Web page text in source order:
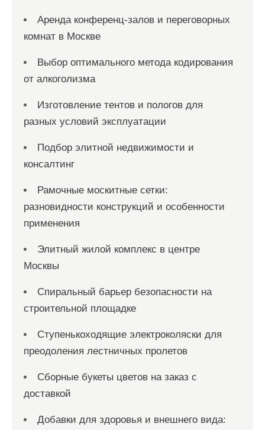
Аренда конференц-залов и переговорных
комнат в Москве
Выбор оптимального метода кодирования
от алкоголизма
Изготовление тентов и пологов для
разных условий эксплуатации
Подбор элитной недвижимости и
консалтинг
Рамочные москитные сетки:
разновидности конструкций и особенности
применения
Элитный жилой комплекс в центре
Москвы
Спиральный барьер безопасности на
строительной площадке
Ступенькоходящие электроколяски для
преодоления лестничных пролетов
Сборные букеты цветов на заказ с
доставкой
Добавки для здоровья и внешнего вида: